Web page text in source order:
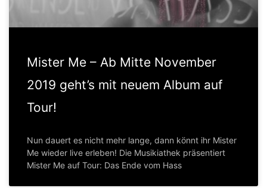
Mister Me – Ab Mitte November
2019 geht’s mit neuem Album auf
Tour!
Nun dauert es nicht mehr lange, dann könnt ihr Mister
Me wieder live erleben! Die Musikiathek präsentiert
Mister Me auf Tour: Das Ende vom Hass